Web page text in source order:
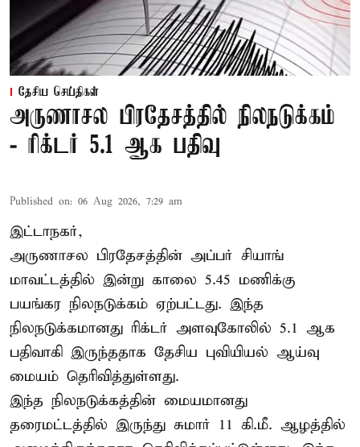
தேசிய செய்திகள்
அருணாசல பிரதேசத்தில் நிலநடுக்கம்
- ரிக்டர் 5.1 ஆக பதிவு
Published on: 06 Aug 2026, 7:29 am
இட்டாநகர்,
அருணாசல பிரதேசத்தின் அப்பர் சியாங்
மாவட்டத்தில் இன்று காலை 5.45 மணிக்கு
பயங்கர நிலநடுக்கம் ஏற்பட்டது. இந்த
நிலநடுக்கமானது ரிக்டர் அளவுகோலில் 5.1 ஆக
பதிவாகி இருந்ததாக தேசிய புவியியல் ஆய்வு
மையம் தெரிவித்துள்ளது.
இந்த நிலநடுக்கத்தின் மையமானது
தரைமட்டத்தில் இருந்து சுமார் 11 கி.மீ. ஆழத்தில்